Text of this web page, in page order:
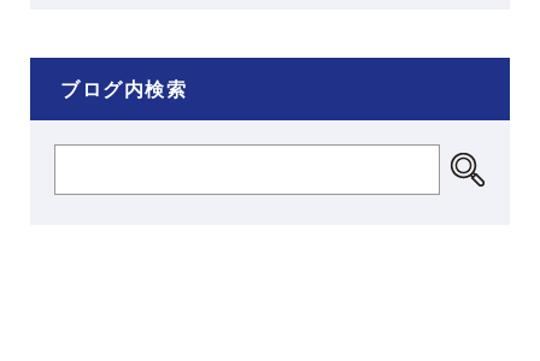
ブログ内検索